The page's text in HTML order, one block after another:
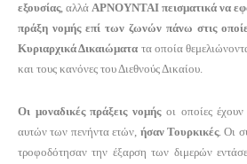
εξουσίας, αλλά ΑΡΝΟΥΝΤΑΙ πεισματικά να
πράξη νομής επί των ζωνών πάνω στις
Κυριαρχικά Δικαιώματα τα οποία
και τους κανόνες του Διεθνούς Δικαίου.
Οι μοναδικές πράξεις νομήςοι οποίες έχουν
αυτών των πενήντα ετών, ήσαν Τουρκικές. Οι
τροφοδότησαν την έξαρση των διμερών